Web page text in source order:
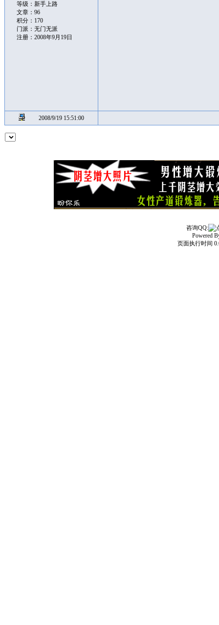
等级：新手上路
文章：96
积分：170
门派：无门无派
注册：2008年9月19日
2008/9/19 15:51:00
咨询QQ:
Powered
页面执行时间